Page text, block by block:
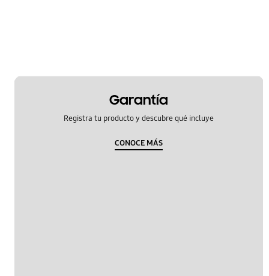
Garantía
Registra tu producto y descubre qué incluye
CONOCE MÁS